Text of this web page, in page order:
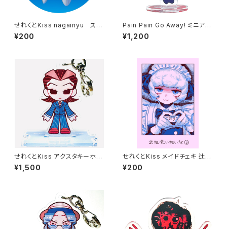
せれくとKiss nagainyu ステ
ッカー
¥200
Pain Pain Go Away! ミニアク
リルスタンド フフカ
¥1,200
せれくとKiss アクスタキーホル
ダー 袋崎蓮
¥1,500
せれくとKiss メイドチェキ 辻琥
太郎
¥200